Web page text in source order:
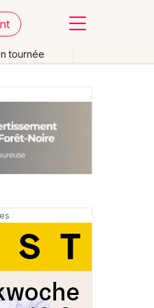
tournée
Effacer les dates